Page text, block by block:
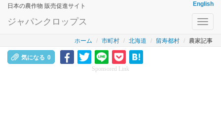
日本の農作物 販売促進サイト English
ジャパンクロップス
ホーム 市町村 北海道 留寿都村 農家記事
気になる 0
Sponsored Link